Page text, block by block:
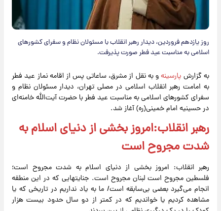
روز یازدهم فروردین، دیدار رهبر انقلاب با مسئولان نظام و سفرای کشورهای
اسلامی به مناسبت عید فطر صورت پذیرفت.
به گزارش پارسینهو به نقل از مشرق، ساعاتی پس از اقامه نماز عید فطر
به امامت رهبر انقلاب اسلامی در مصلی تهران، دیدار مسئولان نظام و
سفرای کشورهای اسلامی به مناسبت عید فطر با حضرت آیت‌الله خامنه‌ای
در حسینیه امام خمینی(ره) آغاز شد.
رهبر انقلاب:امروز بخشی از دنیای اسلام به
شدت مجروح است
رهبر انقلاب: امروز بخشی از دنیای اسلام به شدت مجروح است؛
فلسطین مجروح است لبنان مجروح است. جنایتهایی که در این منطقه
انجام می‌گیرد بعضی بی‌سابقه است/ ما به یاد نداریم در تاریخی که یا
مشاهده کردیم یا خواندیم که در کمتر از دو سال حدود بیست هزار